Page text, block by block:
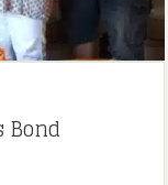
Bond